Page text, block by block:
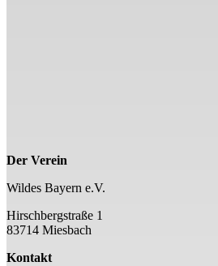
Der Verein
Wildes Bayern e.V.
Hirschbergstraße 1
83714 Miesbach
Kontakt